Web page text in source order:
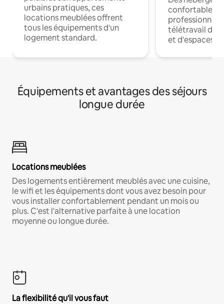
urbains pratiques, ces
locations meublées offrent
tous les équipements d'un
logement standard.
confortables
professionnels
télétravail
et d'espaces
Équipements et avantages des séjours
longue durée
Locations meublées
Des logements entièrement meublés avec une cuisine,
le wifi et les équipements dont vous avez besoin pour
vous installer confortablement pendant un mois ou
plus. C'est l'alternative parfaite à une location
moyenne ou longue durée.
La flexibilité qu'il vous faut